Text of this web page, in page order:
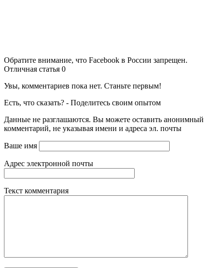
Обратите внимание, что Facebook в России запрещен.
Отличная статья 0
Увы, комментариев пока нет. Станьте первым!
Есть, что сказать? - Поделитесь своим опытом
Данные не разглашаются. Вы можете оставить анонимный
комментарий, не указывая имени и адреса эл. почты
Ваше имя
Адрес электронной почты
Текст комментария